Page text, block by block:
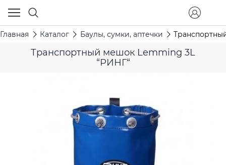
Главная Каталог Баулы, сумки, аптечки
Транспортный мешок Lemming 3L
“РИНГ“